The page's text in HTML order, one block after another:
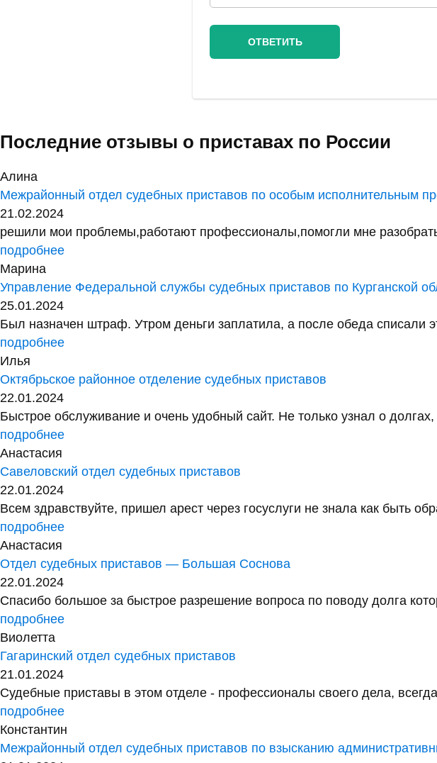
Последние отзывы о приставах по России
Алина
Межрайонный отдел судебных приставов по особым исполнительным
21.02.2024
решили мои проблемы,работают профессионалы,помогли мне
подробнее
Марина
Управление Федеральной службы судебных приставов по Курганской
25.01.2024
Был назначен штраф. Утром деньги заплатила, а после обеда списали
подробнее
Илья
Октябрьское районное отделение судебных приставов
22.01.2024
Быстрое обслуживание и очень удобный сайт. Не только узнал о
подробнее
Анастасия
Савеловский отдел судебных приставов
22.01.2024
Всем здравствуйте, пришел арест через госуслуги не знала как быть
подробнее
Анастасия
Отдел судебных приставов — Большая Соснова
22.01.2024
Спасибо большое за быстрое разрешение вопроса по поводу долга
подробнее
Виолетта
Гагаринский отдел судебных приставов
21.01.2024
Судебные приставы в этом отделе - профессионалы своего дела,
подробнее
Константин
Межрайонный отдел судебных приставов по взысканию